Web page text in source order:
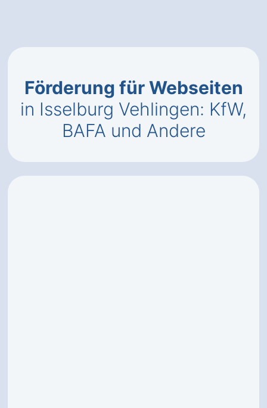
Förderung für Webseiten
in Isselburg Vehlingen: KfW,
BAFA und Andere